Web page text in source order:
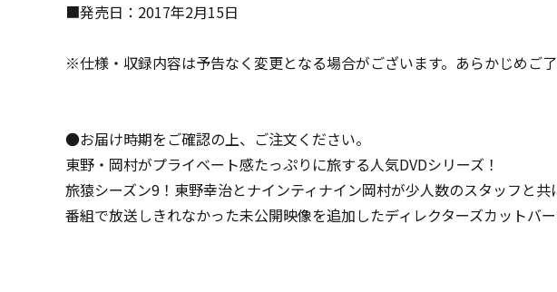
■発売日：2017年2月15日
※仕様・収録内容は予告なく変更となる場合がございます。あらかじめご了
●お届け時期をご確認の上、ご注文ください。
東野・岡村がプライベート感たっぷりに旅する人気DVDシリーズ！
旅猿シーズン9！東野幸治とナインティナイン岡村が少人数のスタッフと共
番組で放送しきれなかった未公開映像を追加したディレクターズカットバ